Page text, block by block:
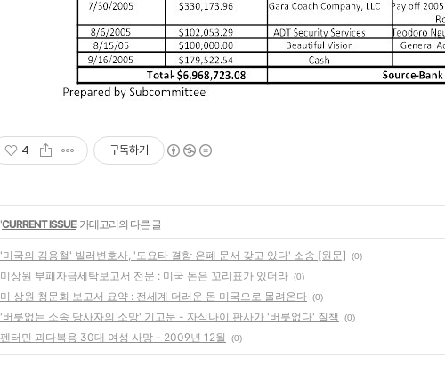
4 구독하기
'CURRENT ISSUE' 카테고리의 다른 글
'미국의 김용철' 빌러변호사, '도요타 결함 은폐 문서 갖고 있다' 소송 [원문] (0)
미상원 부패자금세탁보고서 전문 : 미국 돈은 꼬리표가 있더라 (0)
미 상원 청문회 보고서 요약 : 전세계 더러운 돈 미국으로 몰려온다 (0)
'버릇없는 소송 당사자의 소망' 기고문 - 자식나이 판사가 '버릇없다' 질책 (0)
펜터민 과다복용 30대 여성 사망 - 2009년 12월 (0)